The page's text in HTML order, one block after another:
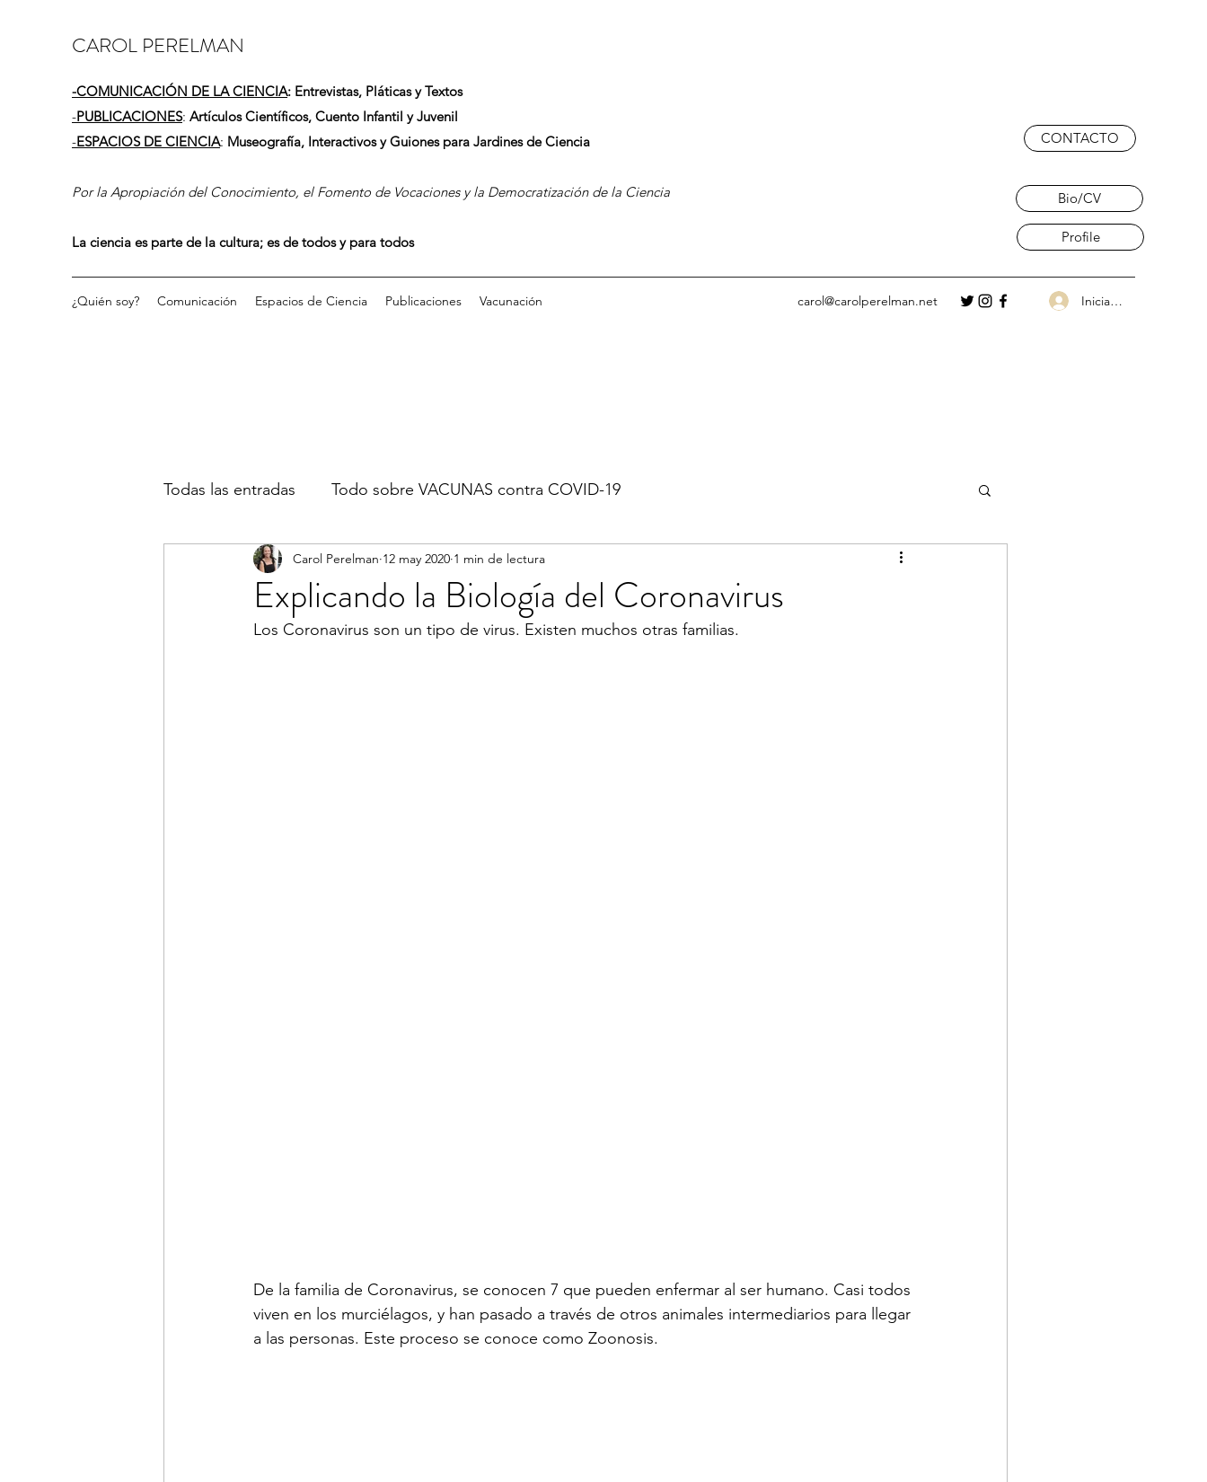
CAROL PERELMAN
-COMUNICACIÓN DE LA CIENCIA: Entrevistas, Pláticas y Textos
-PUBLICACIONES: Artículos Científicos, Cuento Infantil y Juvenil
-ESPACIOS DE CIENCIA: Museografía, Interactivos y Guiones para Jardines de Ciencia
Por la Apropiación del Conocimiento, el Fomento de Vocaciones y la Democratización de la Ciencia
La ciencia es parte de la cultura; es de todos y para todos
CONTACTO
Bio/CV
Profile
¿Quién soy? Comunicación Espacios de Ciencia Publicaciones Vacunación carol@carolperelman.net Iniciar sesión
Todas las entradas Todo sobre VACUNAS contra COVID-19
Explicando la Biología del Coronavirus
Carol Perelman 12 may 2020 1 min de lectura
Los Coronavirus son un tipo de virus. Existen muchos otras familias.
De la familia de Coronavirus, se conocen 7 que pueden enfermar al ser humano. Casi todos
viven en los murciélagos, y han pasado a través de otros animales intermediarios para llegar
a las personas. Este proceso se conoce como Zoonosis.